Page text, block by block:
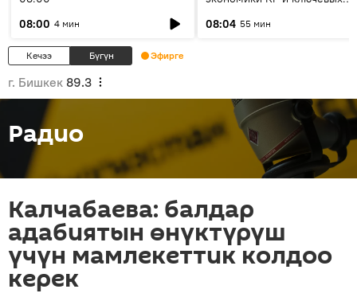
08:00 4 мин
08:04 55 мин
Кечээ Бүгүн Эфирге
г. Бишкек 89.3
Радио
Калчабаева: балдар
адабиятын өнүктүрүш
үчүн мамлекеттик колдоо
керек